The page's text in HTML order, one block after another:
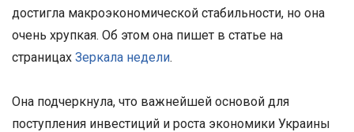
достигла макроэкономической стабильности, но она
очень хрупкая. Об этом она пишет в статье на
страницах Зеркала недели.
Она подчеркнула, что важнейшей основой для
поступления инвестиций и роста экономики Украины